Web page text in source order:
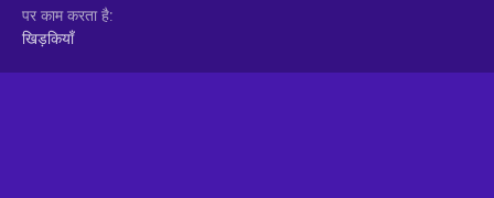
पर काम करता है
खिड़कियाँ